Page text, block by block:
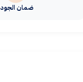
ضمان